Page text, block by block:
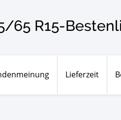
65 R15-
Lieferzeit